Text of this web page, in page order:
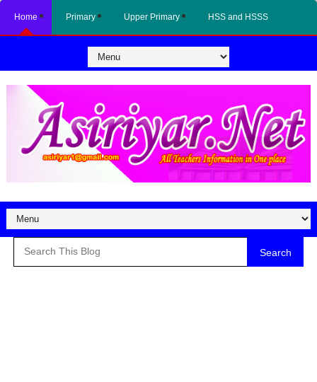
Home Primary Upper Primary HSS and HSSS
Search